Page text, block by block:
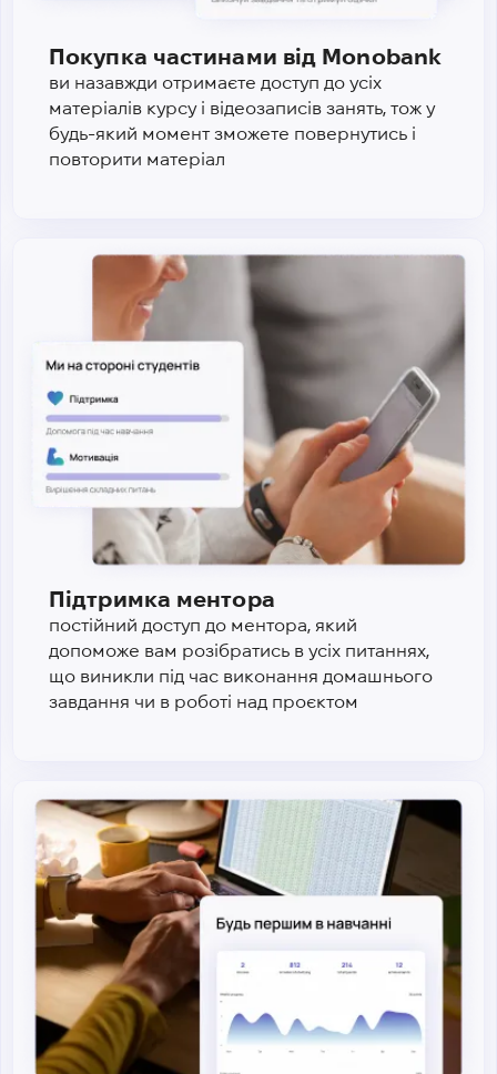
Покупка частинами від Monobank
ви назавжди отримаєте доступ до усіх
матеріалів курсу і відеозаписів занять, тож у
будь-який момент зможете повернутись і
повторити матеріал
Підтримка ментора
постійний доступ до ментора, який
допоможе вам розібратись в усіх питаннях,
що виникли під час виконання домашнього
завдання чи в роботі над проєктом